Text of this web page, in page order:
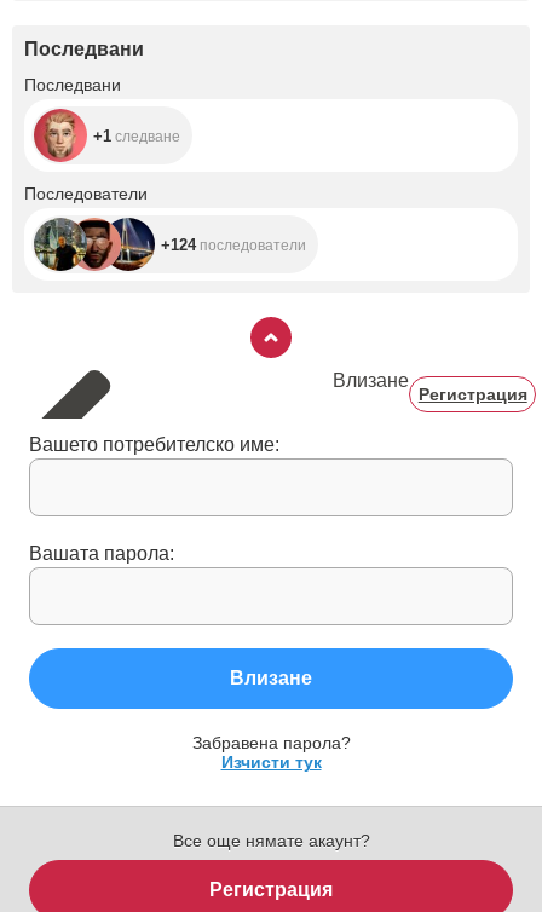
Последвани
Последвани
+1 следване
Последователи
+124последователи
Влизане
Регистрация
Вашето потребителско име:
Вашата парола:
Влизане
Забравена парола?
Изчисти тук
Все още нямате акаунт?
Регистрация